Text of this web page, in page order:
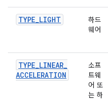
TYPE_LIGHT
하드
웨어
TYPE_LINEAR_
ACCELERATION
소프
트웨
어 또
는 하